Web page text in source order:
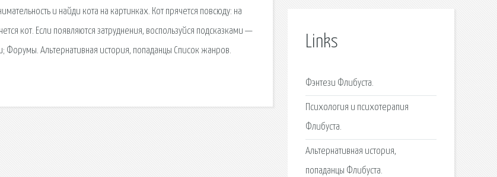
и найди кота на картинках. Кот прячется повсюду: на
кот. Если появляются затруднения, воспользуйся подсказками —
Форумы. Альтернативная история, попаданцы Список жанров.
Links
Фэнтези Флибуста.
Психология и психотерапия
Флибуста.
Альтернативная история,
попаданцы Флибуста.